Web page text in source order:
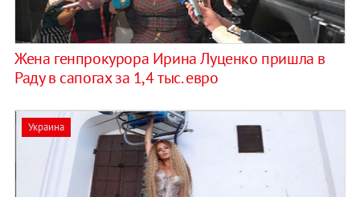
Жена генпрокурора Ирина Луценко пришла в
Раду в сапогах за 1,4 тыс. евро
Украина